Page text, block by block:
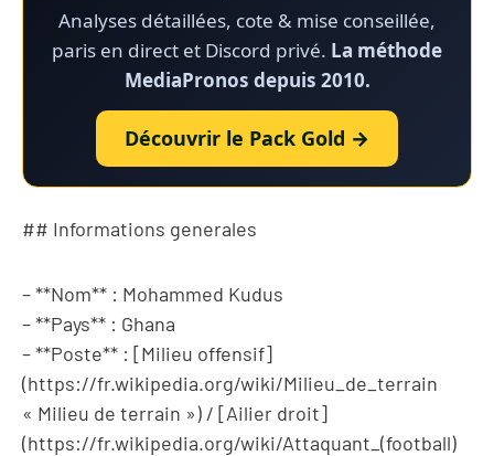
Analyses détaillées, cote & mise conseillée,
paris en direct et Discord privé. La méthode
MediaPronos depuis 2010.
Découvrir le Pack Gold →
## Informations generales
– **Nom** : Mohammed Kudus
– **Pays** : Ghana
– **Poste** : [Milieu offensif]
(https://fr.wikipedia.org/wiki/Milieu_de_terrain
« Milieu de terrain ») / [Ailier droit]
(https://fr.wikipedia.org/wiki/Attaquant_(football)